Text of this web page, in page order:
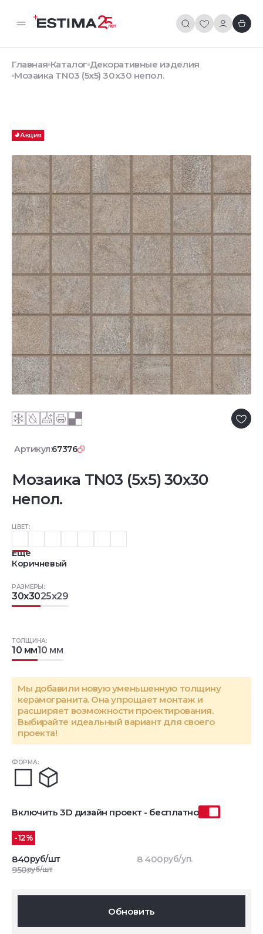
Главная Каталог Декоративные изделия
Мозаика TN03 (5х5) 30x30 непол.
Акция
Артикул:67376
Мозаика TN03 (5х5) 30x30
непол.
ЦВЕТ:
Еще
Коричневый
ФОРМА:
РАЗМЕРЫ:
30x3025x29
ТОЛЩИНА:
10 мм10 мм
Мы добавили новую уменьшенную толщину
керамогранита. Она упрощает монтаж и
расширяет возможности проектирования.
Выбирайте идеальный вариант для своего
проекта!
Включить 3D дизайн проект - бесплатно
-12%
840руб/шт
950руб/шт
8 400руб/уп.
Обновить